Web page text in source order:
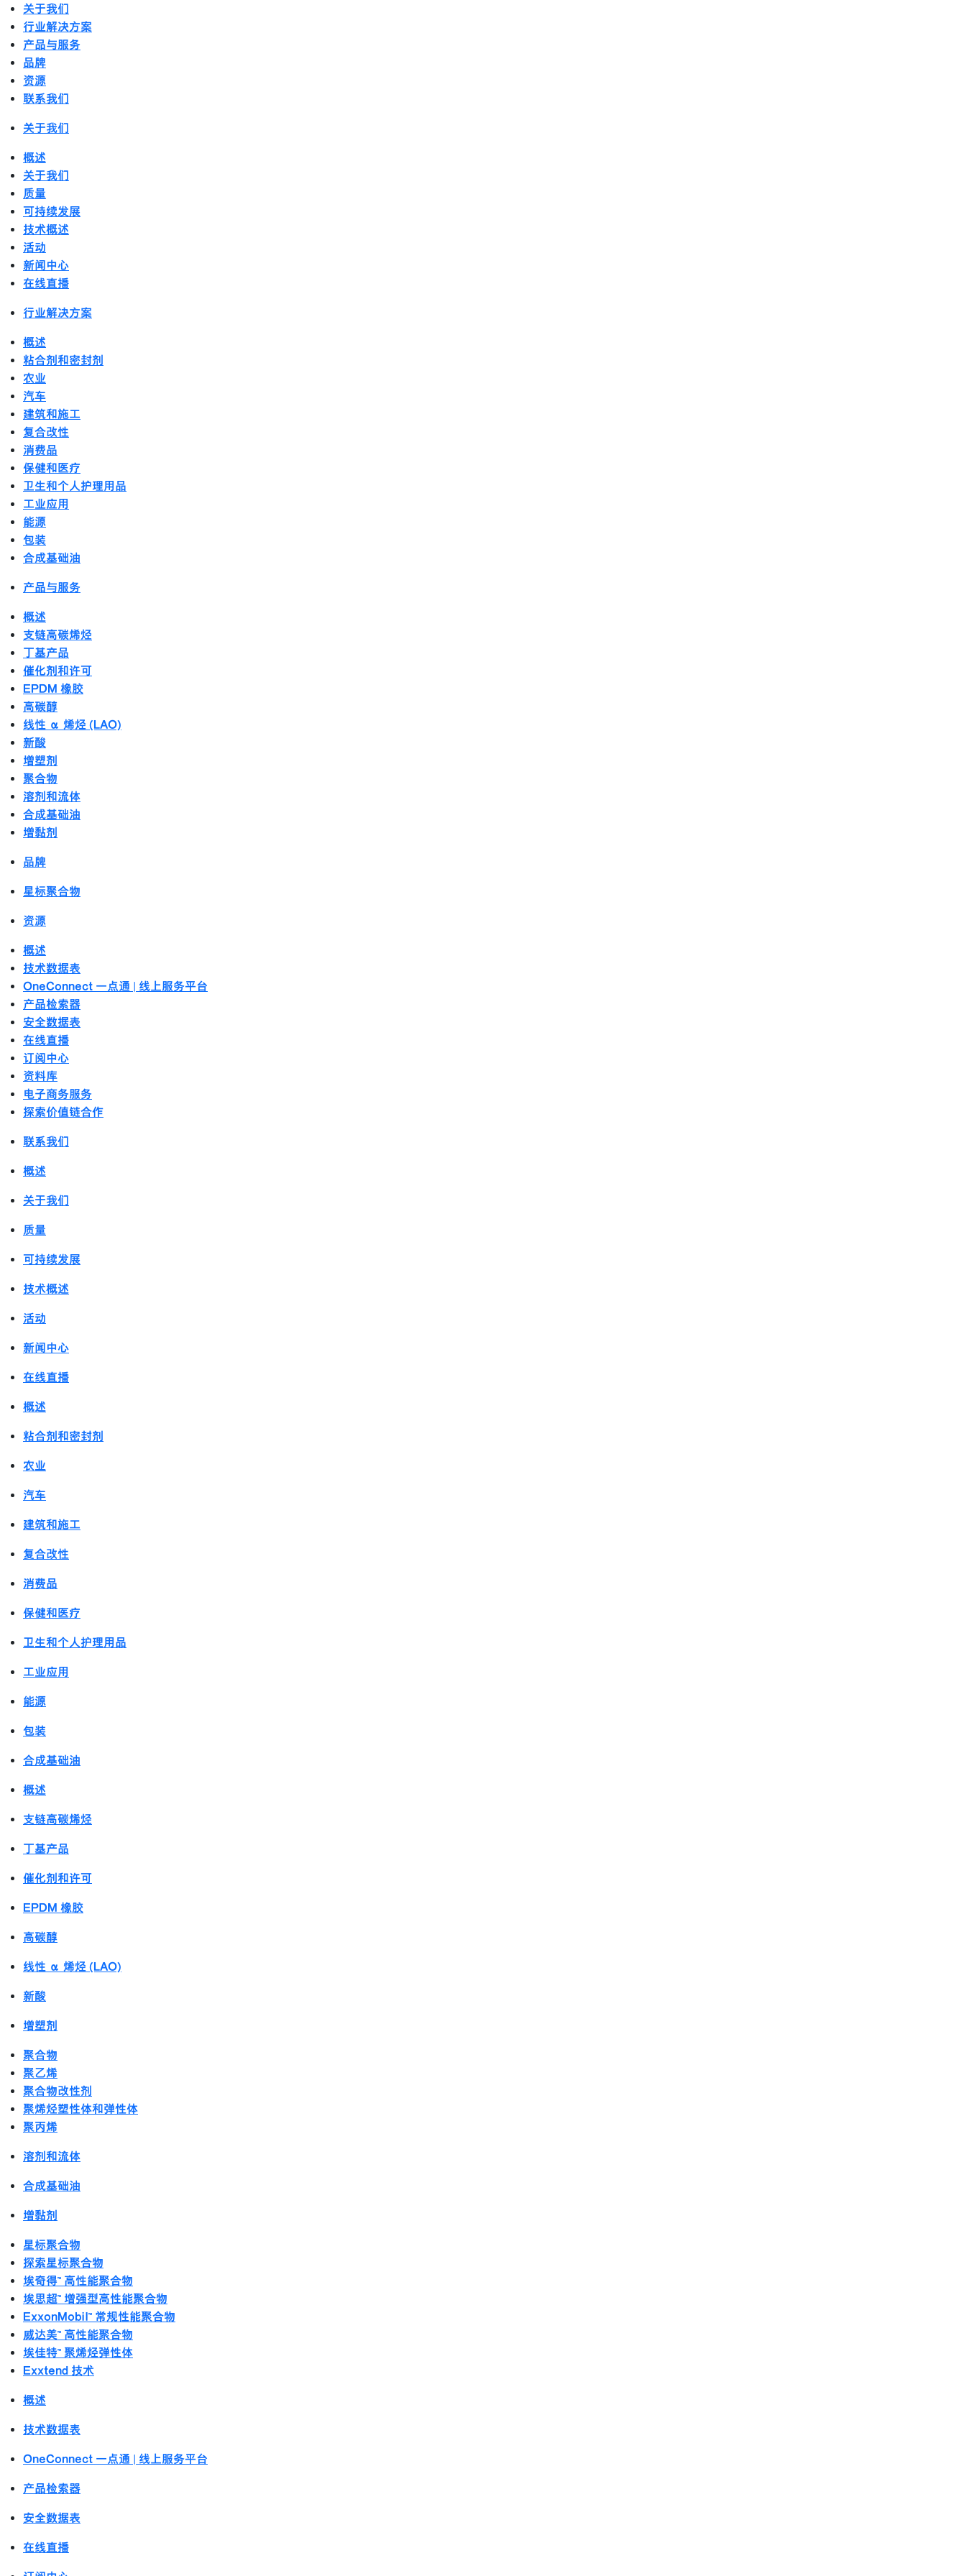
关于我们
行业解决方案
产品与服务
品牌
资源
联系我们
关于我们
概述
关于我们
质量
可持续发展
技术概述
活动
新闻中心
在线直播
行业解决方案
概述
粘合剂和密封剂
农业
汽车
建筑和施工
复合改性
消费品
保健和医疗
卫生和个人护理用品
工业应用
能源
包装
合成基础油
产品与服务
概述
支链高碳烯烃
丁基产品
催化剂和许可
EPDM 橡胶
高碳醇
线性 α 烯烃 (LAO)
新酸
增塑剂
聚合物
溶剂和流体
合成基础油
增黏剂
品牌
星标聚合物
资源
概述
技术数据表
OneConnect 一点通 | 线上服务平台
产品检索器
安全数据表
在线直播
订阅中心
资料库
电子商务服务
探索价值链合作
联系我们
概述
关于我们
质量
可持续发展
技术概述
活动
新闻中心
在线直播
概述
粘合剂和密封剂
农业
汽车
建筑和施工
复合改性
消费品
保健和医疗
卫生和个人护理用品
工业应用
能源
包装
合成基础油
概述
支链高碳烯烃
丁基产品
催化剂和许可
EPDM 橡胶
高碳醇
线性 α 烯烃 (LAO)
新酸
增塑剂
聚合物
聚乙烯
聚合物改性剂
聚烯烃塑性体和弹性体
聚丙烯
溶剂和流体
合成基础油
增黏剂
星标聚合物
探索星标聚合物
埃奇得™ 高性能聚合物
埃思超™ 增强型高性能聚合物
ExxonMobil™ 常规性能聚合物
威达美™ 高性能聚合物
埃佳特™ 聚烯烃弹性体
Exxtend 技术
概述
技术数据表
OneConnect 一点通 | 线上服务平台
产品检索器
安全数据表
在线直播